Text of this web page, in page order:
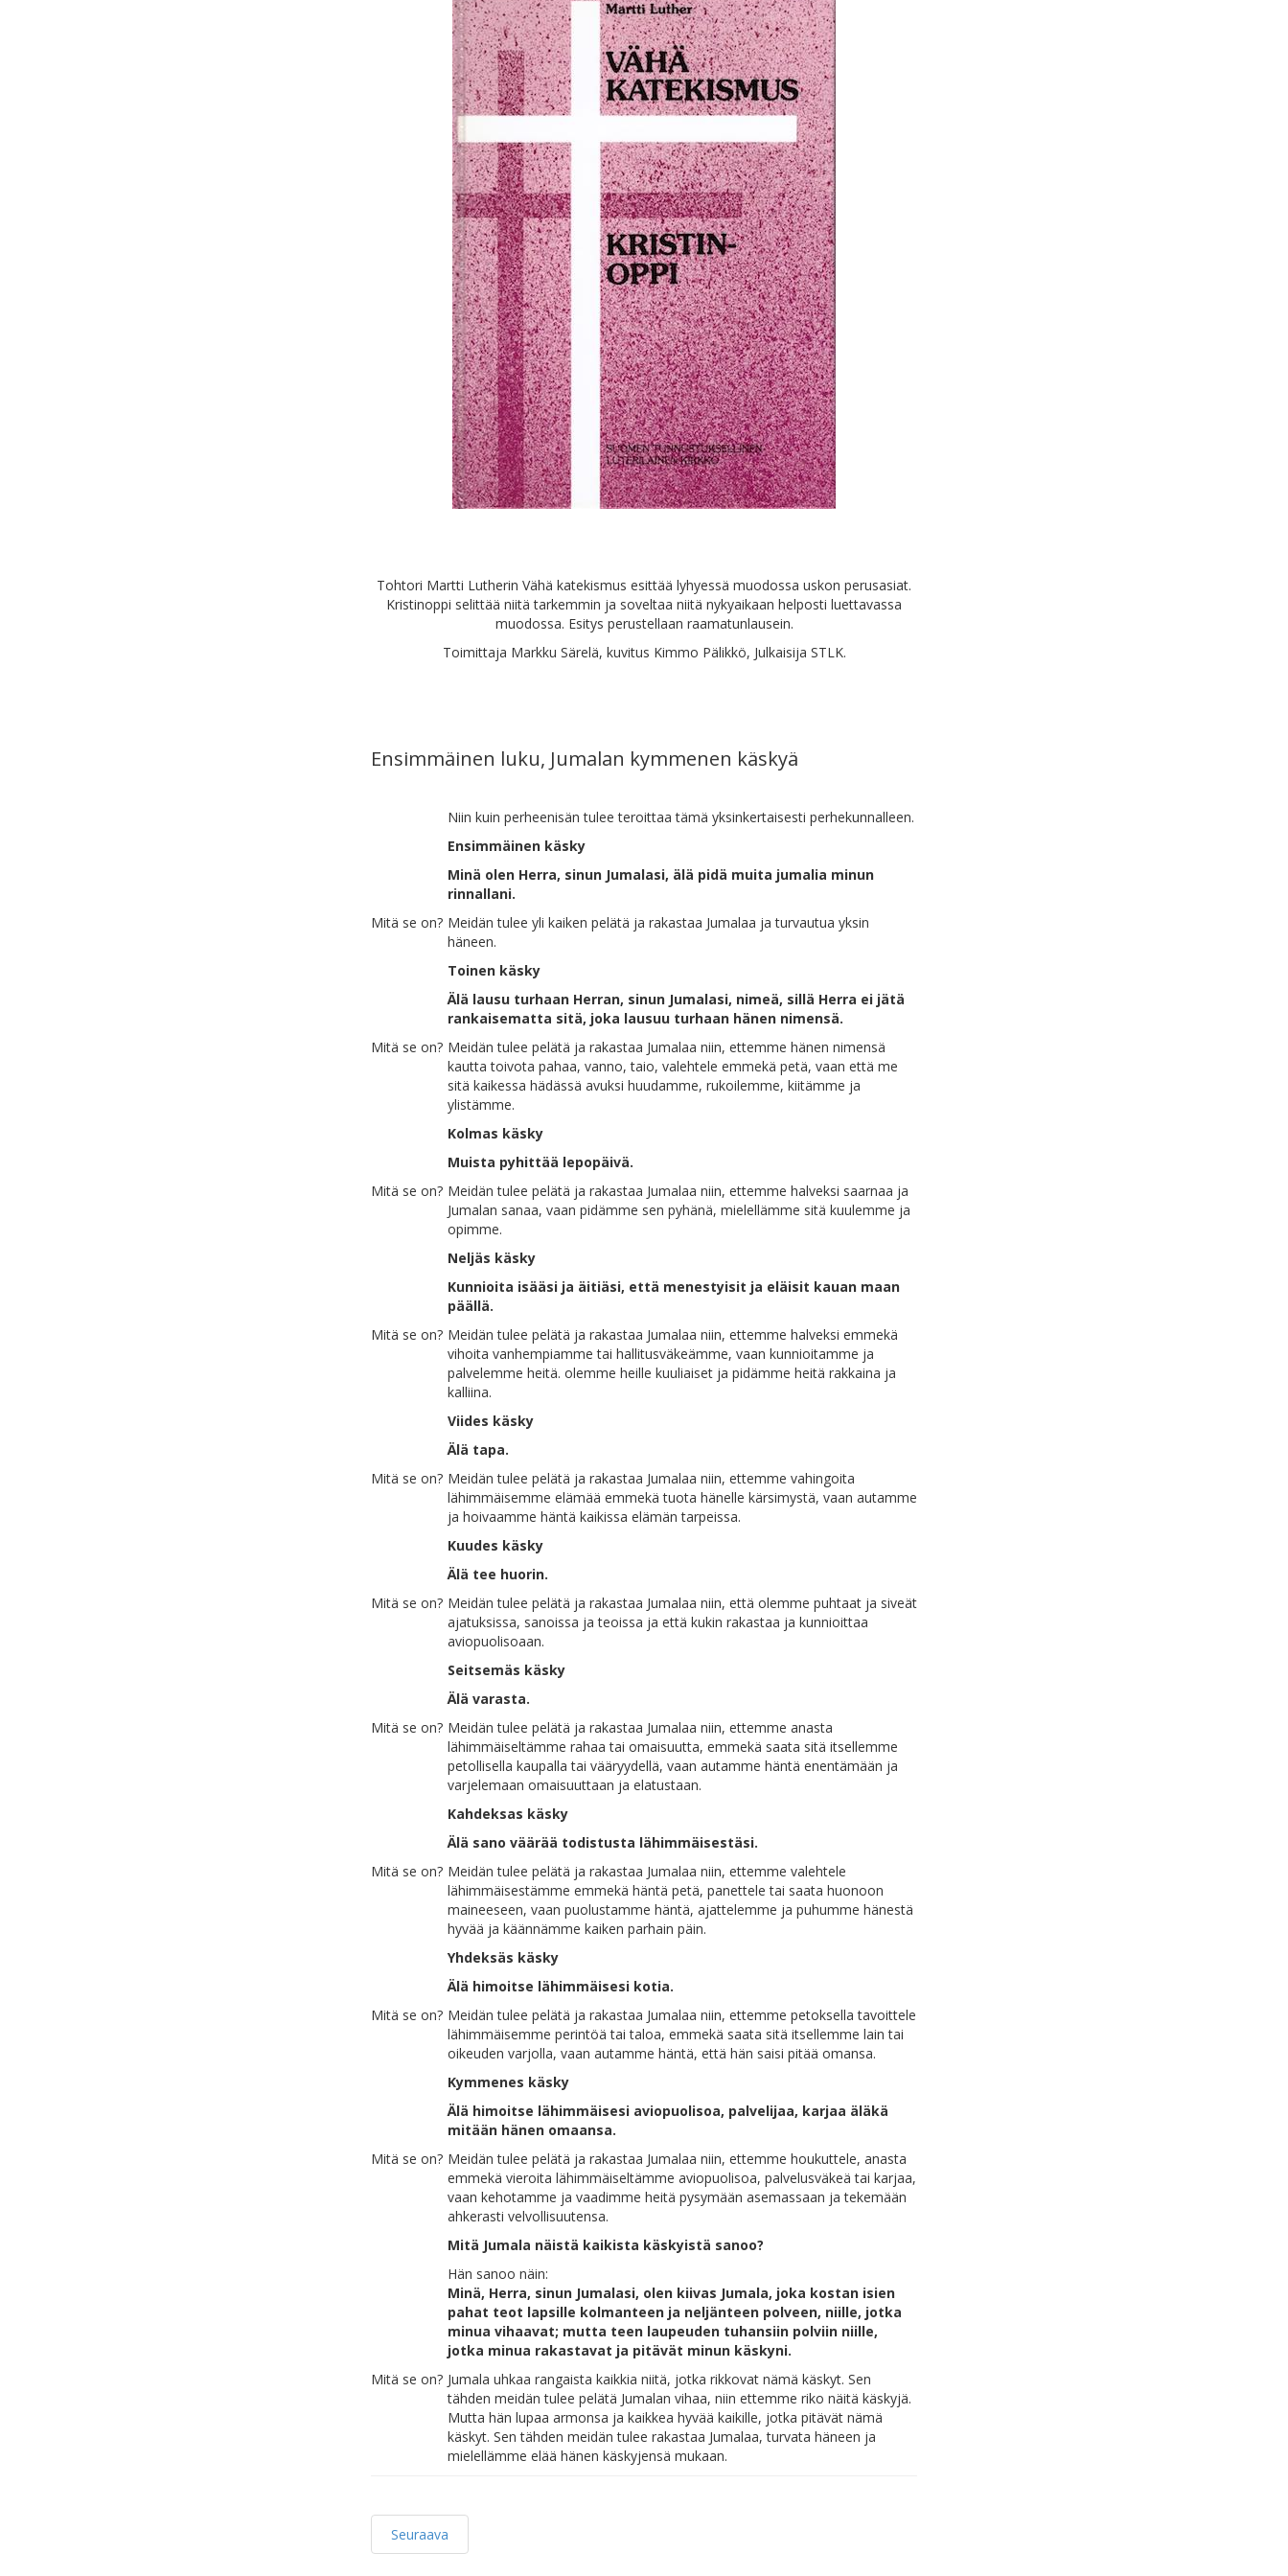
Tohtori Martti Lutherin Vähä katekismus esittää lyhyessä muodossa uskon perusasiat.
Kristinoppi selittää niitä tarkemmin ja soveltaa niitä nykyaikaan helposti luettavassa
muodossa. Esitys perustellaan raamatunlausein.
Toimittaja Markku Särelä, kuvitus Kimmo Pälikkö, Julkaisija STLK.
Ensimmäinen luku, Jumalan kymmenen käskyä
Niin kuin perheenisän tulee teroittaa tämä yksinkertaisesti perhekunnalleen.
Ensimmäinen käsky
Minä olen Herra, sinun Jumalasi, älä pidä muita jumalia minun
rinnallani.
Mitä se on? Meidän tulee yli kaiken pelätä ja rakastaa Jumalaa ja turvautua yksin
häneen.
Toinen käsky
Älä lausu turhaan Herran, sinun Jumalasi, nimeä, sillä Herra ei jätä
rankaisematta sitä, joka lausuu turhaan hänen nimensä.
Mitä se on? Meidän tulee pelätä ja rakastaa Jumalaa niin, ettemme hänen nimensä
kautta toivota pahaa, vanno, taio, valehtele emmekä petä, vaan että me
sitä kaikessa hädässä avuksi huudamme, rukoilemme, kiitämme ja
ylistämme.
Kolmas käsky
Muista pyhittää lepopäivä.
Mitä se on? Meidän tulee pelätä ja rakastaa Jumalaa niin, ettemme halveksi saarnaa ja
Jumalan sanaa, vaan pidämme sen pyhänä, mielellämme sitä kuulemme ja
opimme.
Neljäs käsky
Kunnioita isääsi ja äitiäsi, että menestyisit ja eläisit kauan maan
päällä.
Mitä se on? Meidän tulee pelätä ja rakastaa Jumalaa niin, ettemme halveksi emmekä
vihoita vanhempiamme tai hallitusväkeämme, vaan kunnioitamme ja
palvelemme heitä. olemme heille kuuliaiset ja pidämme heitä rakkaina ja
kalliina.
Viides käsky
Älä tapa.
Mitä se on? Meidän tulee pelätä ja rakastaa Jumalaa niin, ettemme vahingoita
lähimmäisemme elämää emmekä tuota hänelle kärsimystä, vaan autamme
ja hoivaamme häntä kaikissa elämän tarpeissa.
Kuudes käsky
Älä tee huorin.
Mitä se on? Meidän tulee pelätä ja rakastaa Jumalaa niin, että olemme puhtaat ja siveät
ajatuksissa, sanoissa ja teoissa ja että kukin rakastaa ja kunnioittaa
aviopuolisoaan.
Seitsemäs käsky
Älä varasta.
Mitä se on? Meidän tulee pelätä ja rakastaa Jumalaa niin, ettemme anasta
lähimmäiseltämme rahaa tai omaisuutta, emmekä saata sitä itsellemme
petollisella kaupalla tai vääryydellä, vaan autamme häntä enentämään ja
varjelemaan omaisuuttaan ja elatustaan.
Kahdeksas käsky
Älä sano väärää todistusta lähimmäisestäsi.
Mitä se on? Meidän tulee pelätä ja rakastaa Jumalaa niin, ettemme valehtele
lähimmäisestämme emmekä häntä petä, panettele tai saata huonoon
maineeseen, vaan puolustamme häntä, ajattelemme ja puhumme hänestä
hyvää ja käännämme kaiken parhain päin.
Yhdeksäs käsky
Älä himoitse lähimmäisesi kotia.
Mitä se on? Meidän tulee pelätä ja rakastaa Jumalaa niin, ettemme petoksella tavoittele
lähimmäisemme perintöä tai taloa, emmekä saata sitä itsellemme lain tai
oikeuden varjolla, vaan autamme häntä, että hän saisi pitää omansa.
Kymmenes käsky
Älä himoitse lähimmäisesi aviopuolisoa, palvelijaa, karjaa äläkä
mitään hänen omaansa.
Mitä se on? Meidän tulee pelätä ja rakastaa Jumalaa niin, ettemme houkuttele, anasta
emmekä vieroita lähimmäiseltämme aviopuolisoa, palvelusväkeä tai karjaa,
vaan kehotamme ja vaadimme heitä pysymään asemassaan ja tekemään
ahkerasti velvollisuutensa.
Mitä Jumala näistä kaikista käskyistä sanoo?
Hän sanoo näin:
Minä, Herra, sinun Jumalasi, olen kiivas Jumala, joka kostan isien
pahat teot lapsille kolmanteen ja neljänteen polveen, niille, jotka
minua vihaavat; mutta teen laupeuden tuhansiin polviin niille,
jotka minua rakastavat ja pitävät minun käskyni.
Mitä se on? Jumala uhkaa rangaista kaikkia niitä, jotka rikkovat nämä käskyt. Sen
tähden meidän tulee pelätä Jumalan vihaa, niin ettemme riko näitä käskyjä.
Mutta hän lupaa armonsa ja kaikkea hyvää kaikille, jotka pitävät nämä
käskyt. Sen tähden meidän tulee rakastaa Jumalaa, turvata häneen ja
mielellämme elää hänen käskyjensä mukaan.
Seuraava